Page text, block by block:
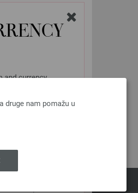
and currency.
druge nam pomažu u